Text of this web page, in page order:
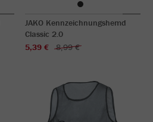
JAKO Kennzeichnungshemd
Classic 2.0
5,39 €
8,99 €